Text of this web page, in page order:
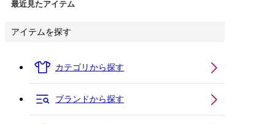
最近見たアイテム
アイテムを探す
カテゴリから探す
ブランドから探す